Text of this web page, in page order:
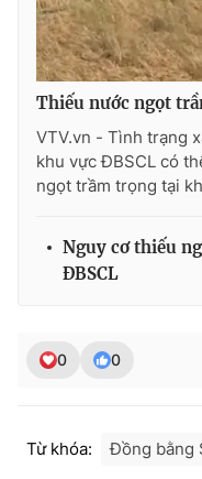
Photo
Video
VTV Money
Thị trường 24h
Thiếu nước ngọt
VTV.vn - Tình trạng
khu vực ĐBSCL có
ngọt trầm trọng tại
Nguy cơ thiếu
ĐBSCL
0 0
Từ khóa: Đồng bằng